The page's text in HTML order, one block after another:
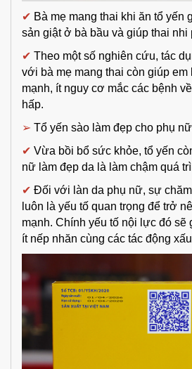
✔ Bà mẹ mang thai khi ăn tổ yến
sản giật ở bà bầu và giúp thai nhi
✔ Theo một số nghiên cứu, tác
với bà mẹ mang thai còn giúp
mạnh, ít nguy cơ mắc các bệnh
hấp.
➢ Tổ yến sào làm đẹp cho phụ
✔ Vừa bồi bổ sức khỏe, tổ yến
nữ làm đẹp da là làm chậm quá
✔ Đối với làn da phụ nữ, sự
luôn là yếu tố quan trọng để trở
mạnh. Chính yếu tố nội lực đó sẽ
ít nếp nhăn cùng các tác động